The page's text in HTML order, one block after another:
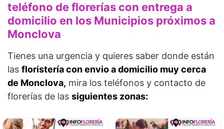
teléfono de florerías con entrega a
domicilio en los Municipios próximos a
Monclova
Tienes una urgencia y quieres saber donde están
las floristería con envio a domicilio muy cerca
de Monclova, mira los teléfonos y contacto de
florerías de las siguientes zonas: